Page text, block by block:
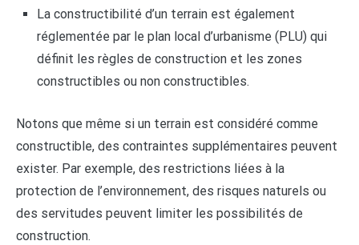
La constructibilité d’un terrain est également
réglementée par le plan local d’urbanisme (PLU) qui
définit les règles de construction et les zones
constructibles ou non constructibles.
Notons que même si un terrain est considéré comme
constructible, des contraintes supplémentaires peuvent
exister. Par exemple, des restrictions liées à la
protection de l’environnement, des risques naturels ou
des servitudes peuvent limiter les possibilités de
construction.